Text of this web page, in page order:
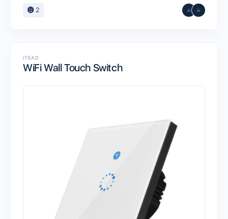
2
ITEAD
WiFi Wall Touch Switch